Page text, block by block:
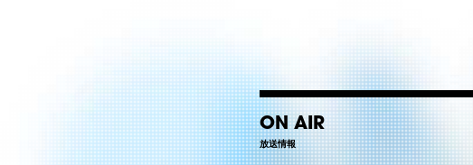
ON AIR
放送情報